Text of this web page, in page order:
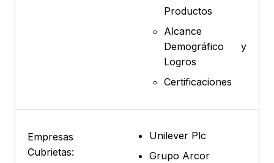
Productos
Alcance
Demográfico y
Logros
Certificaciones
Empresas
Cubrietas:
Unilever Plc
Grupo Arcor